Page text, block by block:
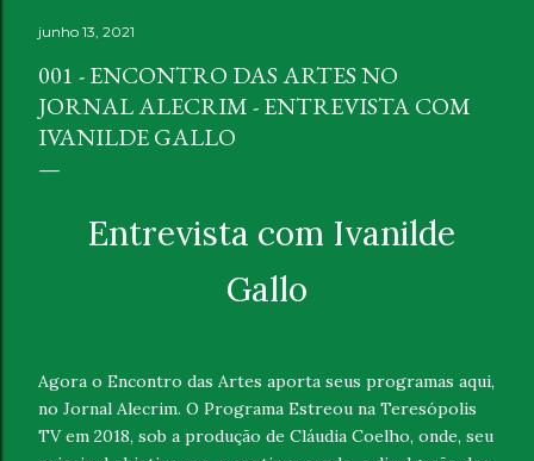
junho 13, 2021
001 - ENCONTRO DAS ARTES NO
JORNAL ALECRIM - ENTREVISTA COM
IVANILDE GALLO
Entrevista com Ivanilde
Gallo
Agora o Encontro das Artes aporta seus programas aqui,
no Jornal Alecrim. O Programa Estreou na Teresópolis
TV em 2018, sob a produção de Cláudia Coelho, onde, seu